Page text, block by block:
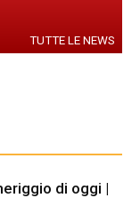
TUTTE LE NEWS
di oggi |